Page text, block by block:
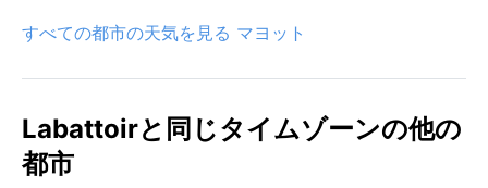
すべての都市の天気を見る マヨット
Labattoirと同じタイムゾーンの他の
都市